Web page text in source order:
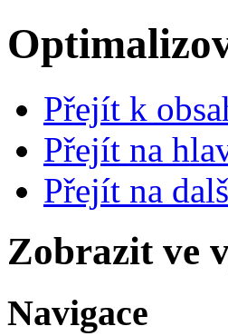
Přejít k
Přejít na
Přejít na
Zobrazit ve
Navigace